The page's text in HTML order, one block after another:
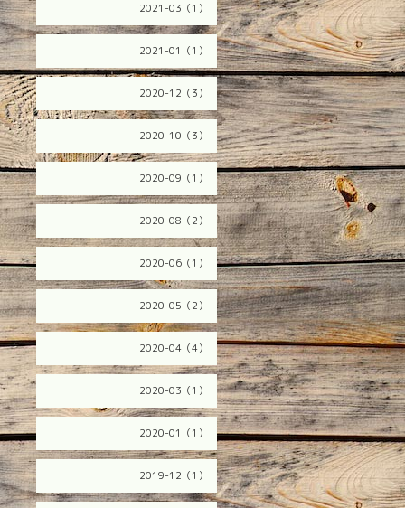
2021-03（1）
2021-01（1）
2020-12（3）
2020-10（3）
2020-09（1）
2020-08（2）
2020-06（1）
2020-05（2）
2020-04（4）
2020-03（1）
2020-01（1）
2019-12（1）